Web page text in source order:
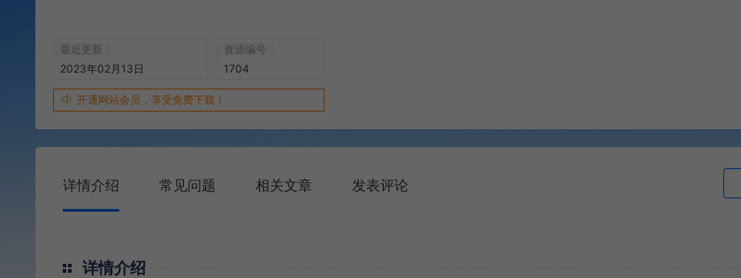
最近更新
2023年02月13日
资源编号
1704
开通网站会员，享受免费下载！
详情介绍 常见问题 相关文章 发表评论
详情介绍